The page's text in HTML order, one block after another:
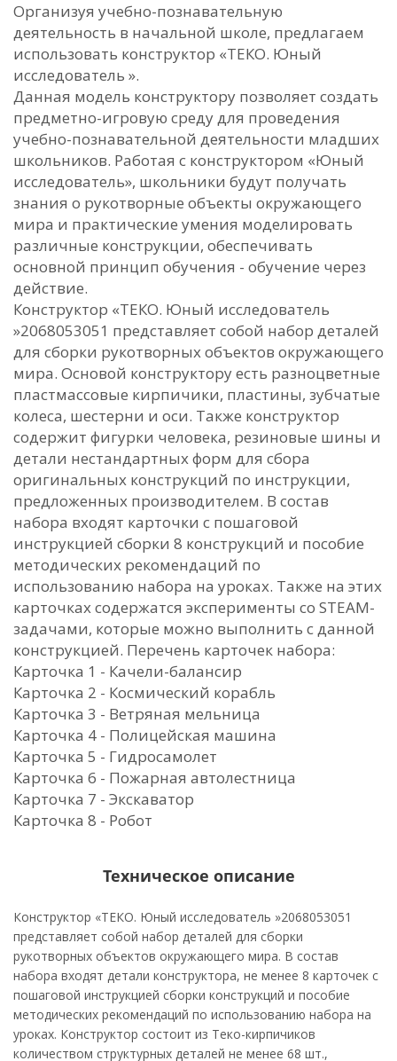
Организуя учебно-познавательную
деятельность в начальной школе, предлагаем
использовать конструктор «ТЕКО. Юный
исследователь ».
Данная модель конструктору позволяет создать
предметно-игровую среду для проведения
учебно-познавательной деятельности младших
школьников. Работая с конструктором «Юный
исследователь», школьники будут получать
знания о рукотворные объекты окружающего
мира и практические умения моделировать
различные конструкции, обеспечивать
основной принцип обучения - обучение через
действие.
Конструктор «ТЕКО. Юный исследователь
»2068053051 представляет собой набор деталей
для сборки рукотворных объектов окружающего
мира. Основой конструктору есть разноцветные
пластмассовые кирпичики, пластины, зубчатые
колеса, шестерни и оси. Также конструктор
содержит фигурки человека, резиновые шины и
детали нестандартных форм для сбора
оригинальных конструкций по инструкции,
предложенных производителем. В состав
набора входят карточки с пошаговой
инструкцией сборки 8 конструкций и пособие
методических рекомендаций по
использованию набора на уроках. Также на этих
карточках содержатся эксперименты со STEАM-
задачами, которые можно выполнить с данной
конструкцией. Перечень карточек набора:
Карточка 1 - Качели-балансир
Карточка 2 - Космический корабль
Карточка 3 - Ветряная мельница
Карточка 4 - Полицейская машина
Карточка 5 - Гидросамолет
Карточка 6 - Пожарная автолестница
Карточка 7 - Экскаватор
Карточка 8 - Робот
Техническое описание
Конструктор «ТЕКО. Юный исследователь »2068053051
представляет собой набор деталей для сборки
рукотворных объектов окружающего мира. В состав
набора входят детали конструктора, не менее 8 карточек с
пошаговой инструкцией сборки конструкций и пособие
методических рекомендаций по использованию набора на
уроках. Конструктор состоит из Теко-кирпичиков
количеством структурных деталей не менее 68 шт.,